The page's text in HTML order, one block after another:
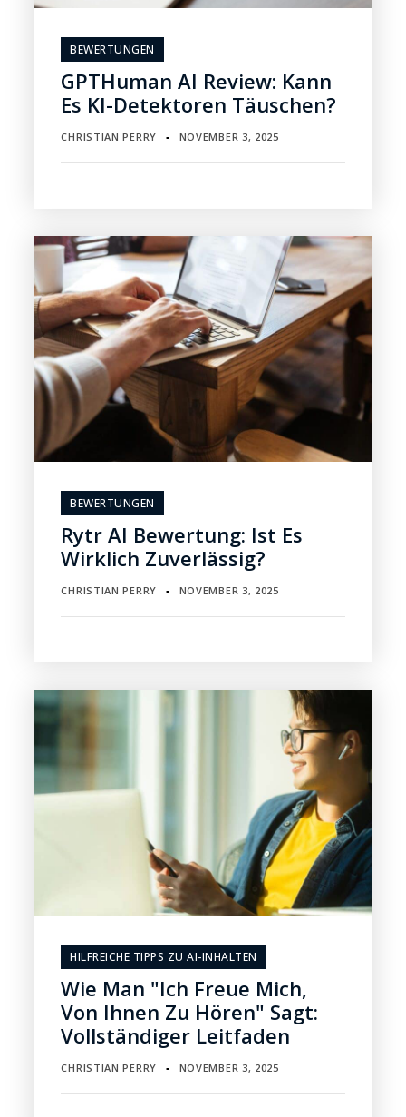
BEWERTUNGEN
GPTHuman AI Review: Kann
Es KI-Detektoren Täuschen?
CHRISTIAN PERRY ▪ NOVEMBER 3, 2025
BEWERTUNGEN
Rytr AI Bewertung: Ist Es
Wirklich Zuverlässig?
CHRISTIAN PERRY ▪ NOVEMBER 3, 2025
HILFREICHE TIPPS ZU AI-INHALTEN
Wie Man "Ich Freue Mich,
Von Ihnen Zu Hören" Sagt:
Vollständiger Leitfaden
CHRISTIAN PERRY ▪ NOVEMBER 3, 2025